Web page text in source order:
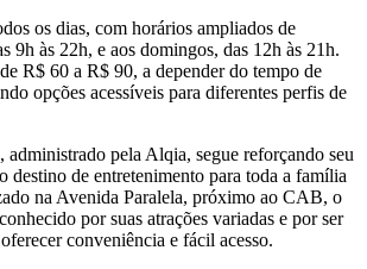
os dias, com horários ampliados de
9h às 22h, e aos domingos, das 12h às 21h.
R$ 60 a R$ 90, a depender do tempo de
opções acessíveis para diferentes perfis de
administrado pela Alqia, segue reforçando seu
destino de entretenimento para toda a família
na Avenida Paralela, próximo ao CAB, o
por suas atrações variadas e por ser
conveniência e fácil acesso.